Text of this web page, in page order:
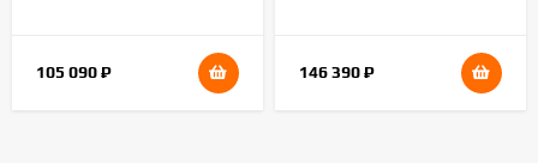
105 090₽ 146 390₽